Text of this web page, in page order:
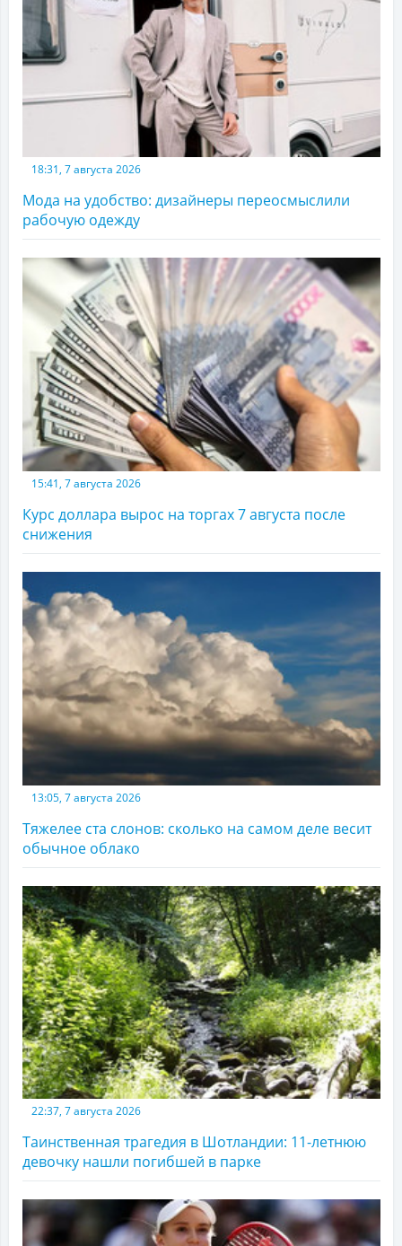
18:31, 7 августа 2026
Мода на удобство: дизайнеры переосмыслили
рабочую одежду
15:41, 7 августа 2026
Курс доллара вырос на торгах 7 августа после
снижения
13:05, 7 августа 2026
Тяжелее ста слонов: сколько на самом деле весит
обычное облако
22:37, 7 августа 2026
Таинственная трагедия в Шотландии: 11-летнюю
девочку нашли погибшей в парке